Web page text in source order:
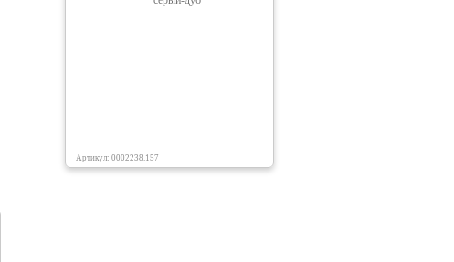
Артикул: 0002238.157